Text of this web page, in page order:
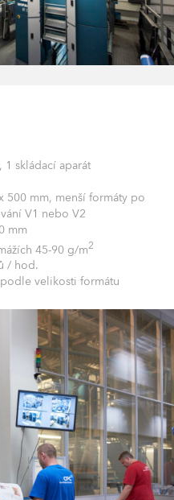
skládací aparát
500 mm, menší formáty po
V1 nebo V2
mm
45-90 g/m2
/ hod.
velikosti formátu